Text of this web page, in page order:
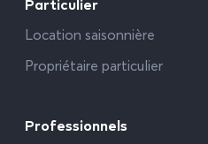
Particulier
Location saisonnière
Propriétaire particulier
Professionnels